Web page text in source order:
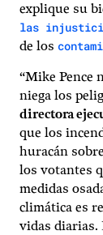
explique su
las
de los
“Mike Pence
niega los
directora
que los
huracán
los votantes
medidas
climática es
vidas diarias.